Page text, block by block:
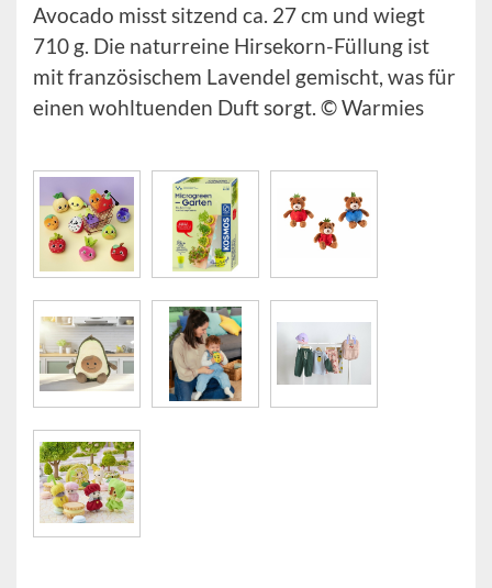
Avocado misst sitzend ca. 27 cm und wiegt
710 g. Die naturreine Hirsekorn-Füllung ist
mit französischem Lavendel gemischt, was für
einen wohltuenden Duft sorgt. © Warmies